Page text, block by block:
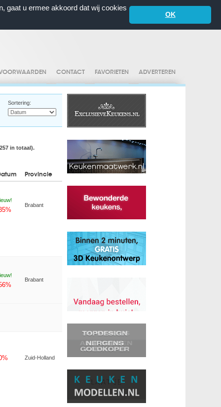
gaat u ermee akkoord dat wij cookies
OK
CONTACT FAVORIETEN ADVERTEREN
Sortering:
in totaal).
Provincie
Brabant
Brabant
Zuid-Holland